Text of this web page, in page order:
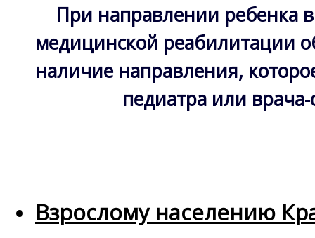
При направлении ребенка
медицинской реабилитации
наличие направления,
педиатра или
Взрослому населению